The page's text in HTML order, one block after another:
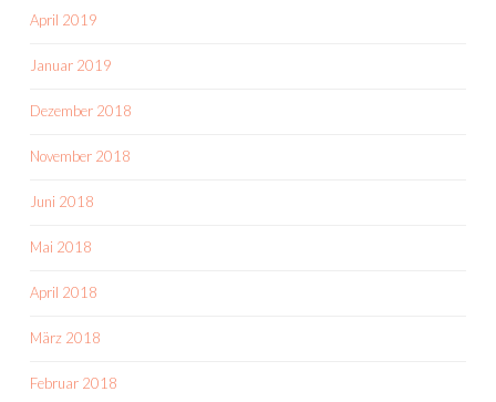
April 2019
Januar 2019
Dezember 2018
November 2018
Juni 2018
Mai 2018
April 2018
März 2018
Februar 2018